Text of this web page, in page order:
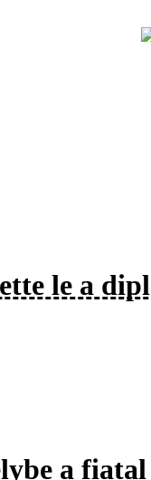
le a
a fiatal